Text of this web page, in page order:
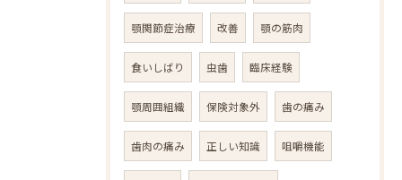
顎関節症治療 改善 顎の筋肉
食いしばり 虫歯 臨床経験
顎周囲組織 保険対象外 歯の痛み
歯肉の痛み 正しい知識 咀嚼機能